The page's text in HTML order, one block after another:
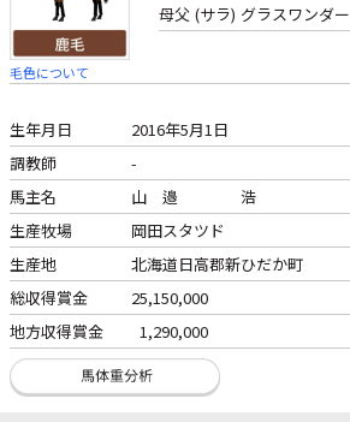
毛色について
母父 (サラ) グラスワンダー
生年月日
2016年5月1日
調教師
-
馬主名
山 邉 浩
生産牧場
岡田スタツド
生産地
北海道日高郡新ひだか町
総収得賞金
25,150,000
地方収得賞金
1,290,000